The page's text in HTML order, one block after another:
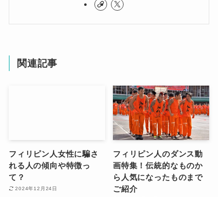
関連記事
フィリピン人女性に騙さ
れる人の傾向や特徴っ
て？
2024年12月24日
フィリピン人のダンス動
画特集！伝統的なものか
ら人気になったものまで
ご紹介